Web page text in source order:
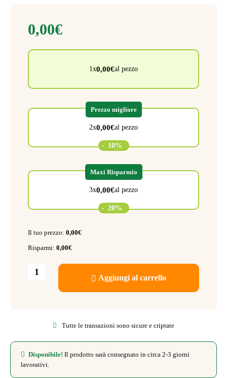
0,00€
1x0,00€al pezzo
2x0,00€al pezzo
- 10%
Prezzo migliore
3x0,00€al pezzo
- 20%
Maxi Risparmio
Il tuo prezzo: 0,00€
Risparmi: 0,00€
Aggiungi al carrello
Tutte le transazioni sono sicure e criptate
Disponibile! Il prodotto sarà consegnato in circa 2-3 giorni
lavorativi.